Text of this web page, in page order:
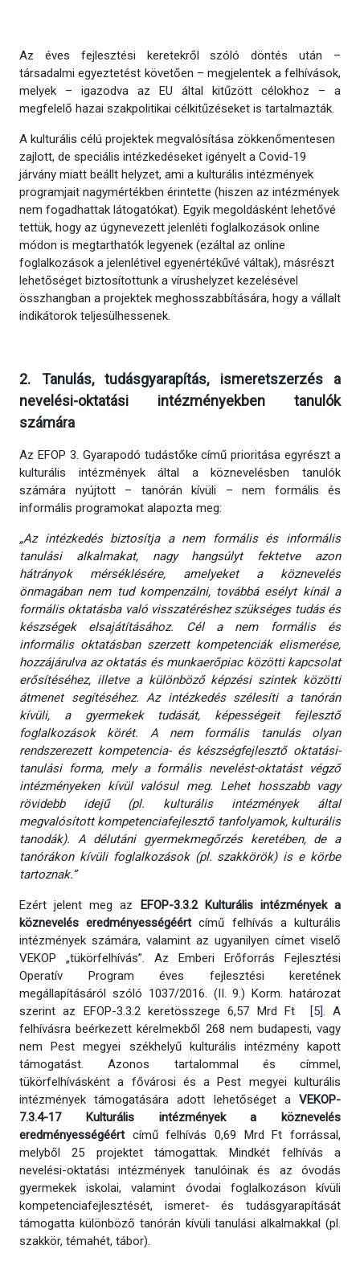
Az éves fejlesztési keretekről szóló döntés után –
társadalmi egyeztetést követően – megjelentek a felhívások,
melyek – igazodva az EU által kitűzött célokhoz – a
megfelelő hazai szakpolitikai célkitűzéseket is tartalmazták.
A kulturális célú projektek megvalósítása zökkenőmentesen
zajlott, de speciális intézkedéseket igényelt a Covid-19
járvány miatt beállt helyzet, ami a kulturális intézmények
programjait nagymértékben érintette (hiszen az intézmények
nem fogadhattak látogatókat). Egyik megoldásként lehetővé
tettük, hogy az úgynevezett jelenléti foglalkozások online
módon is megtarthatók legyenek (ezáltal az online
foglalkozások a jelenlétivel egyenértékűvé váltak), másrészt
lehetőséget biztosítottunk a vírushelyzet kezelésével
összhangban a projektek meghosszabbítására, hogy a vállalt
indikátorok teljesülhessenek.
2. Tanulás, tudásgyarapítás, ismeretszerzés a
nevelési-oktatási intézményekben tanulók
számára
Az EFOP 3. Gyarapodó tudástőke című prioritása egyrészt a
kulturális intézmények által a köznevelésben tanulók
számára nyújtott – tanórán kívüli – nem formális és
informális programokat alapozta meg:
„Az intézkedés biztosítja a nem formális és informális
tanulási alkalmakat, nagy hangsúlyt fektetve azon
hátrányok mérséklésére, amelyeket a köznevelés
önmagában nem tud kompenzálni, továbbá esélyt kínál a
formális oktatásba való visszatéréshez szükséges tudás és
készségek elsajátításához. Cél a nem formális és
informális oktatásban szerzett kompetenciák elismerése,
hozzájárulva az oktatás és munkaerőpiac közötti kapcsolat
erősítéséhez, illetve a különböző képzési szintek közötti
átmenet segítéséhez. Az intézkedés szélesíti a tanórán
kívüli, a gyermekek tudását, képességeit fejlesztő
foglalkozások körét. A nem formális tanulás olyan
rendszerezett kompetencia- és készségfejlesztő oktatási-
tanulási forma, mely a formális nevelést-oktatást végző
intézményeken kívül valósul meg. Lehet hosszabb vagy
rövidebb idejű (pl. kulturális intézmények által
megvalósított kompetenciafejlesztő tanfolyamok, kulturális
tanodák). A délutáni gyermekmegőrzés keretében, de a
tanórákon kívüli foglalkozások (pl. szakkörök) is e körbe
tartoznak.”
Ezért jelent meg az EFOP-3.3.2 Kulturális intézmények a
köznevelés eredményességéértcímű felhívás a kulturális
intézmények számára, valamint az ugyanilyen címet viselő
VEKOP „tükörfelhívás”. Az Emberi Erőforrás Fejlesztési
Operatív Program éves fejlesztési keretének
megállapításáról szóló 1037/2016. (II. 9.) Korm. határozat
szerint az EFOP-3.3.2 keretösszege 6,57 Mrd Ft
[5].A
felhívásra beérkezett kérelmekből 268 nem budapesti, vagy
nem Pest megyei székhelyű kulturális intézmény kapott
támogatást. Azonos tartalommal és címmel,
tükörfelhívásként a fővárosi és a Pest megyei kulturális
intézmények támogatására adott lehetőséget a VEKOP-
7.3.4-17 Kulturális intézmények a köznevelés
eredményességéértcímű felhívás 0,69 Mrd Ft forrással,
melyből 25 projektet támogattak. Mindkét felhívás a
nevelési-oktatási intézmények tanulóinak és az óvodás
gyermekek iskolai, valamint óvodai foglalkozáson kívüli
kompetenciafejlesztését, ismeret- és tudásgyarapítását
támogatta különböző tanórán kívüli tanulási alkalmakkal (pl.
szakkör, témahét, tábor).